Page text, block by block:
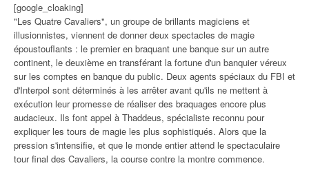
[google_cloaking]
"Les Quatre Cavaliers", un groupe de brillants magiciens et
illusionnistes, viennent de donner deux spectacles de magie
époustouflants : le premier en braquant une banque sur un autre
continent, le deuxième en transférant la fortune d'un banquier véreux
sur les comptes en banque du public. Deux agents spéciaux du FBI et
d'Interpol sont déterminés à les arrêter avant qu'ils ne mettent à
exécution leur promesse de réaliser des braquages encore plus
audacieux. Ils font appel à Thaddeus, spécialiste reconnu pour
expliquer les tours de magie les plus sophistiqués. Alors que la
pression s'intensifie, et que le monde entier attend le spectaculaire
tour final des Cavaliers, la course contre la montre commence.